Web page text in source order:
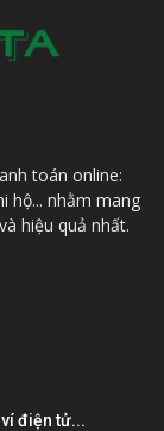
toán online:
hộ... nhằm mang
hiệu quả nhất.
điện tử...